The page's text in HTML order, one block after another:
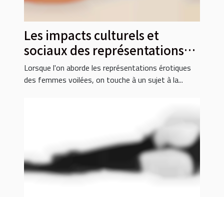
Les impacts culturels et
sociaux des représentations
érotiques des femmes voilées
Lorsque l'on aborde les représentations érotiques
des femmes voilées, on touche à un sujet à la...